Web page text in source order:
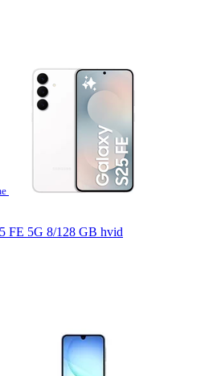
FE 5G 8/128 GB hvid